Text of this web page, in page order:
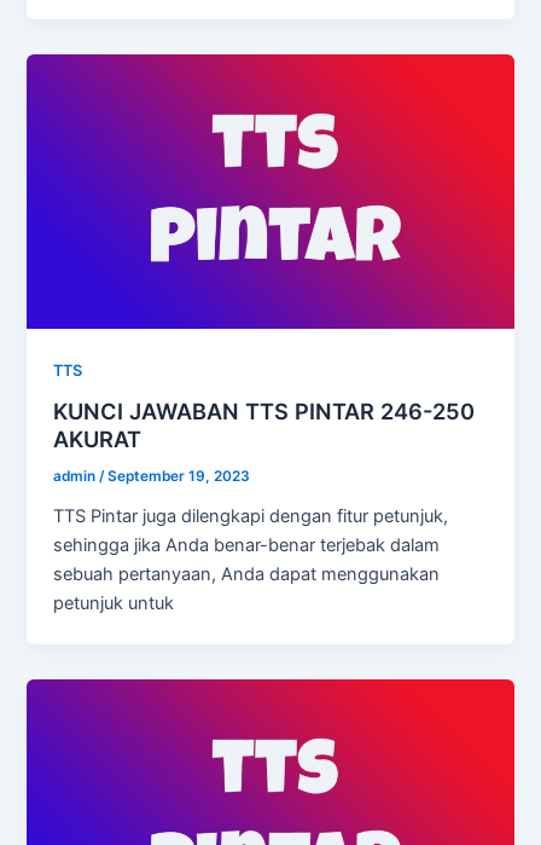
TTS
KUNCI JAWABAN TTS PINTAR 246-250
AKURAT
admin/September 19, 2023
TTS Pintar juga dilengkapi dengan fitur petunjuk,
sehingga jika Anda benar-benar terjebak dalam
sebuah pertanyaan, Anda dapat menggunakan
petunjuk untuk